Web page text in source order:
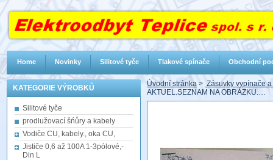
KATEGORIE VÝROBKŮ
Silitové tyče
prodlužovací šńůry a kabely
Vodiče CU, kabely., oka CU,
Jističe 0,6 až 100A 1-3pólové,-
Din L
Úvodní stránka > Zásuvky vypínače
AKTUEL.SEZNAM NA OBRÁZKU.…
Home Novinky Silitové tyče Tlakové spínače Obchodní